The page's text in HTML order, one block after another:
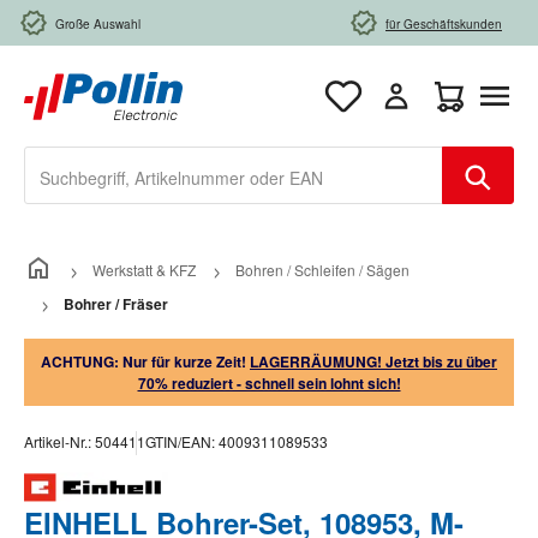
Zum Hauptinhalt springen
Große Auswahl für Geschäftskunden
Werkstatt & KFZ Bohren / Schleifen / Sägen
Bohrer / Fräser
ACHTUNG: Nur für kurze Zeit! LAGERRÄUMUNG! Jetzt bis zu über
70% reduziert - schnell sein lohnt sich!
Artikel-Nr.:504411GTIN/EAN:4009311089533
EINHELL Bohrer-Set, 108953, M-